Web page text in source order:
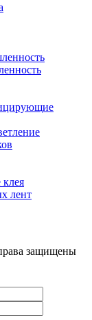
лент
защищены